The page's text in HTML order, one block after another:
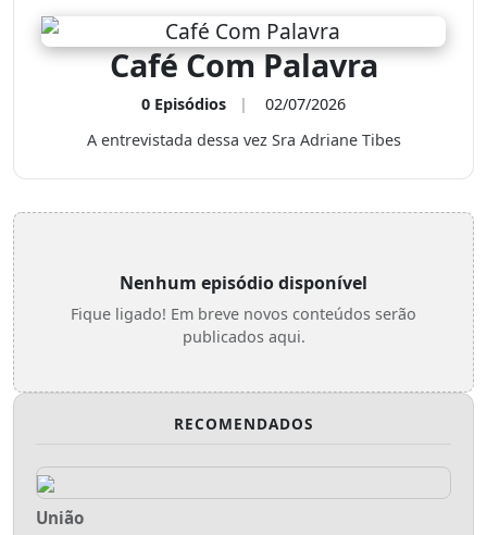
Café Com Palavra
0 Episódios |
02/07/2026
A entrevistada dessa vez Sra Adriane Tibes
Nenhum episódio disponível
Fique ligado! Em breve novos conteúdos serão
publicados aqui.
RECOMENDADOS
União